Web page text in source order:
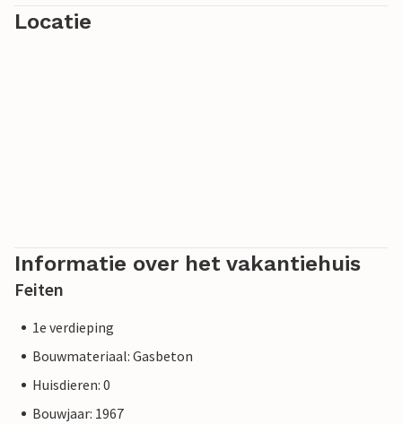
Locatie
Informatie over het vakantiehuis
Feiten
1e verdieping
Bouwmateriaal: Gasbeton
Huisdieren: 0
Bouwjaar: 1967